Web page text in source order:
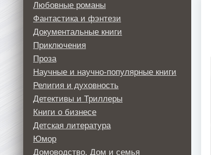
Любовные романы
Фантастика и фэнтези
Документальные книги
Приключения
Проза
Научные и научно-популярные книги
Религия и духовность
Детективы и Триллеры
Книги о бизнесе
Детская литература
Юмор
Домоводство, Дом и семья